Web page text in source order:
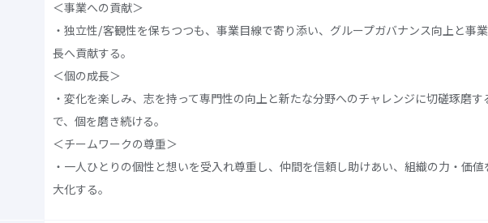
＜事業への貢献＞
・独立性/客観性を保ちつつも、事業目線で寄り添い、グループガバナンス向上と事
長へ貢献する。
＜個の成長＞
・変化を楽しみ、志を持って専門性の向上と新たな分野へのチャレンジに切磋琢磨す
で、個を磨き続ける。
＜チームワークの尊重＞
・一人ひとりの個性と想いを受入れ尊重し、仲間を信頼し助けあい、組織の力・価値
大化する。